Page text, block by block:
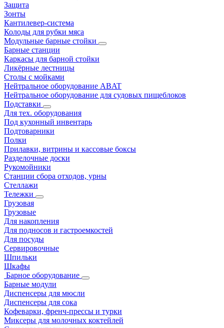
Защита
Зонты
Кантилевер-система
Колоды для рубки мяса
Модульные барные стойки
Барные станции
Каркасы для барной стойки
Ликёрные лестницы
Столы с мойками
Нейтральное оборудование ABAT
Нейтральное оборудование для судовых пищеблоков
Подставки
Для тех. оборудования
Под кухонный инвентарь
Подтоварники
Полки
Прилавки, витрины и кассовые боксы
Разделочные доски
Рукомойники
Станции сбора отходов, урны
Стеллажи
Тележки
Грузовая
Грузовые
Для накопления
Для подносов и гастроемкостей
Для посуды
Сервировочные
Шпильки
Шкафы
Барное оборудование
Барные модули
Диспенсеры для мюсли
Диспенсеры для сока
Кофеварки, френч-прессы и турки
Миксеры для молочных коктейлей